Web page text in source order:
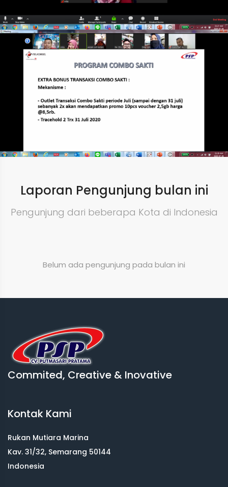
Laporan Pengunjung bulan ini
Pengunjung dari beberapa Kota di Indonesia
Belum ada pengunjung pada bulan ini
Commited, Creative & Inovative
Kontak Kami
Rukan Mutiara Marina
Kav. 31/32, Semarang 50144
Indonesia